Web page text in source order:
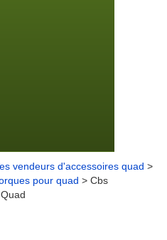
vendeurs d'accessoires quad >
pour quad > Cbs